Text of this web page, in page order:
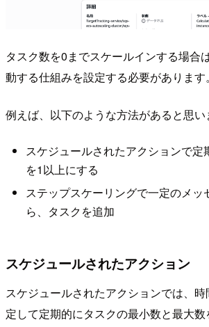
タスク数を0までスケールインする場合
動する仕組みを設定する必要があります。
例えば、以下のような方法があると思い
スケジュールされたアクションで定
を1以上にする
ステップスケーリングで一定のメッ
ら、タスクを追加
スケジュールされたアクション
スケジュールされたアクションでは、
定して定期的にタスクの最小数と最大数